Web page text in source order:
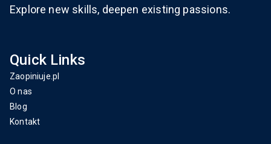
Explore new skills, deepen existing passions.
Quick Links
Zaopiniuje.pl
O nas
Blog
Kontakt